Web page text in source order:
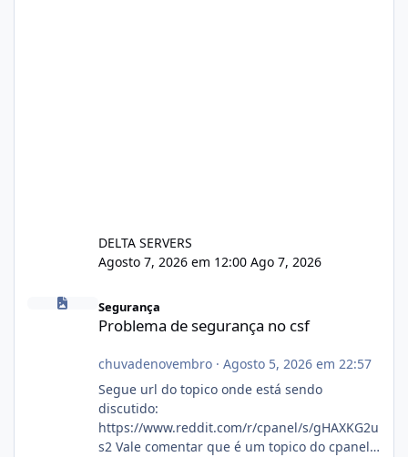
DELTA SERVERS
Agosto 7, 2026 em 12:00 Ago 7, 2026
Problema de segurança no csf
Segurança
Problema de segurança no csf
chuvadenovembro· Agosto 5, 2026 em 22:57
Segue url do topico onde está sendo
discutido:
https://www.reddit.com/r/cpanel/s/gHAXKG2u
s2 Vale comentar que é um topico do cpanel...